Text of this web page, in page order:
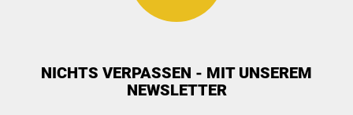
NICHTS VERPASSEN - MIT UNSEREM
NEWSLETTER